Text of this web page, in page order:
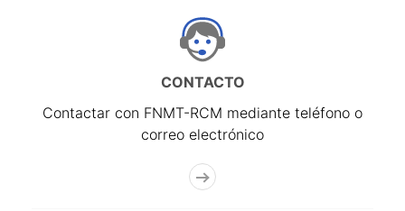
CONTACTO
Contactar con FNMT-RCM mediante teléfono o
correo electrónico